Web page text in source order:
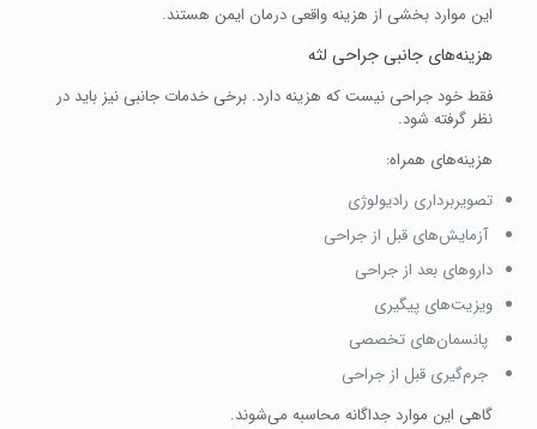
این موارد بخشی از هزینه واقعی درمان ایمن هستند.
هزینه‌های جانبی جراحی لثه
فقط خود جراحی نیست که هزینه دارد. برخی خدمات جانبی نیز باید در
نظر گرفته شود.
هزینه‌های همراه:
تصویربرداری رادیولوژی
آزمایش‌های قبل از جراحی
داروهای بعد از جراحی
ویزیت‌های پیگیری
پانسمان‌های تخصصی
جرم‌گیری قبل از جراحی
گاهی این موارد جداگانه محاسبه می‌شوند.